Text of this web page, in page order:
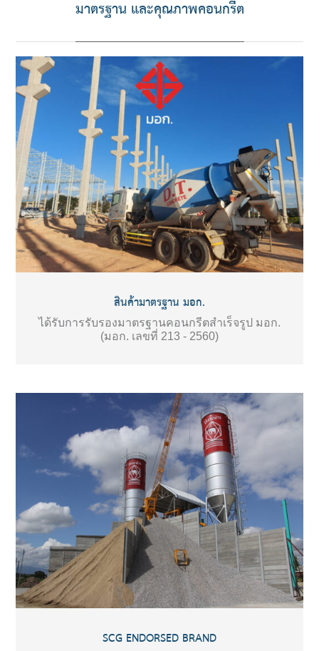
มาตรฐาน และคุณภาพคอนกรีต
สินค้ามาตรฐาน มอก.
ได้รับการรับรองมาตรฐานคอนกรีตสำเร็จรูป มอก.
(มอก. เลขที่ 213 - 2560)
SCG ENDORSED BRAND